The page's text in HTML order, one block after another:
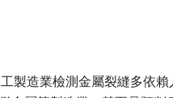
製造業檢測金屬裂縫多依